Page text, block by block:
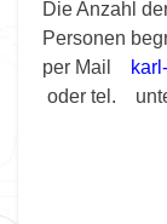
Die Anzahl
Personen
per Mail
h-
k
oder tel.